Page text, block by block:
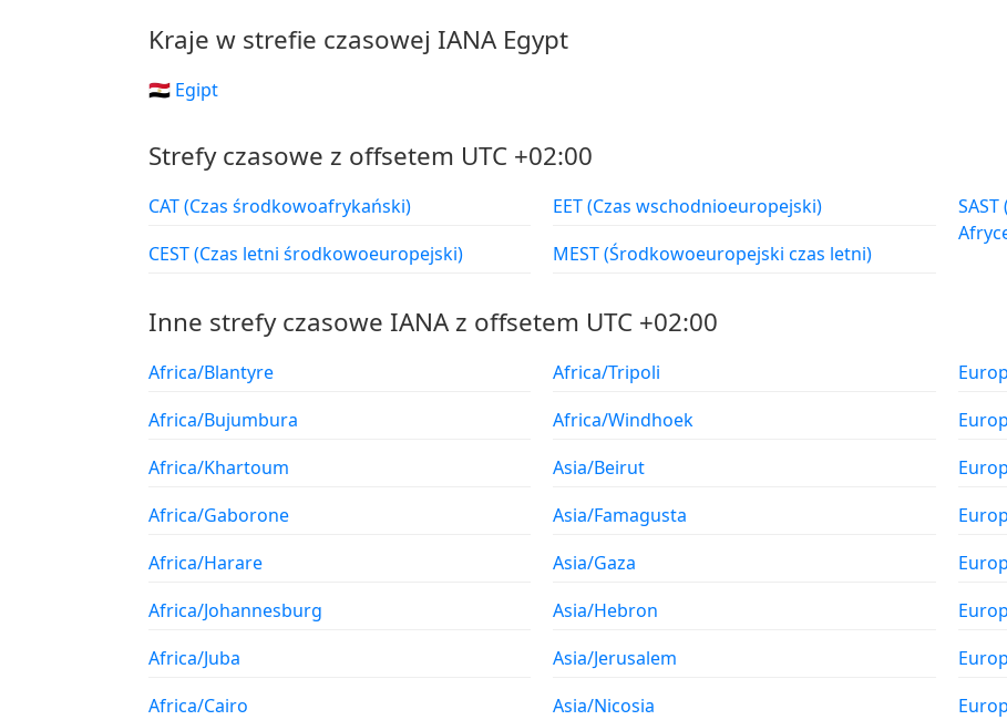
Kraje w strefie czasowej IANA Egypt
🇪🇬 Egipt
Strefy czasowe z offsetem UTC +02:00
CAT (Czas środkowoafrykański)
CEST (Czas letni środkowoeuropejski)
EET (Czas wschodnioeuropejski)
MEST (Środkowoeuropejski czas letni)
SAST (Czas standardowy w Południowej
Inne strefy czasowe IANA z offsetem UTC +02:00
Africa/Blantyre
Africa/Bujumbura
Africa/Khartoum
Africa/Gaborone
Africa/Harare
Africa/Johannesburg
Africa/Juba
Africa/Cairo
Africa/Tripoli
Africa/Windhoek
Asia/Beirut
Asia/Famagusta
Asia/Gaza
Asia/Hebron
Asia/Jerusalem
Asia/Nicosia